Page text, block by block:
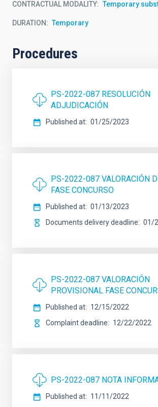
CONTRACTUAL MODALITY Temporary
DURATION Temporary
Procedures
PS-2022-087 RESOLUCIÓN
ADJUDICACIÓN
Published at 01/25/2023
PS-2022-087 VALORACIÓN
FASE CONCURSO
Published at
01/13/2023
Documents delivery deadline
01/
PS-2022-087 VALORACIÓN
PROVISIONAL FASE
Published at
12/15/2022
Complaint deadline
12/22/2022
PS-2022-087 NOTA
Published at 11/11/2022